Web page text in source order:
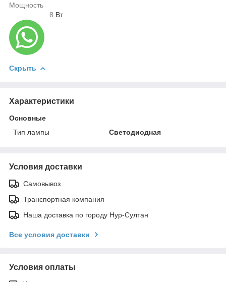
Мощность
8 Вт
Скрыть
Характеристики
Основные
Тип лампы
Светодиодная
Условия доставки
Самовывоз
Транспортная компания
Наша доставка по городу Нур-Султан
Все условия доставки
Условия оплаты